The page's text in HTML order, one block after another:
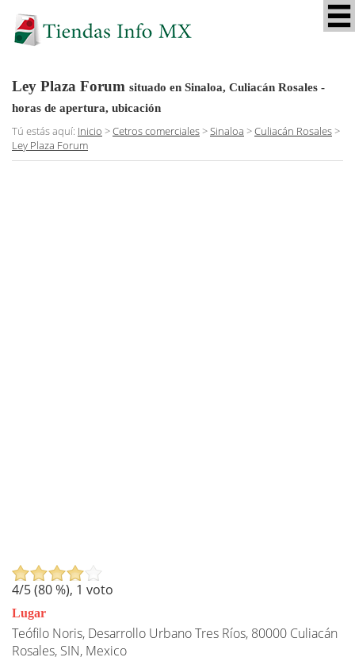
Ley Plaza Forum situado en Sinaloa, Culiacán Rosales -
horas de apertura, ubicación
Tú estás aquí: Inicio >Cetros comerciales>Sinaloa >Culiacán Rosales>
Ley Plaza Forum
4/5 (80%), 1 voto
Lugar
Teófilo Noris, Desarrollo Urbano Tres Ríos, 80000 Culiacán
Rosales, SIN, Mexico